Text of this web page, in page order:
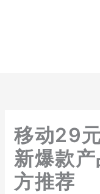
移动29
新爆款
方推荐